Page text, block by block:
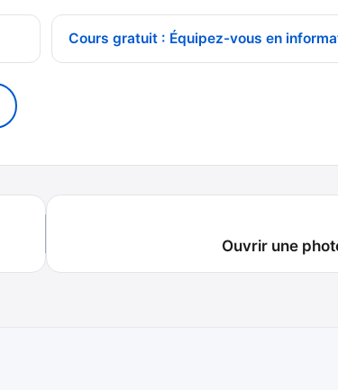
Cours gratuit : Équipez-vous en
Ouvrir une